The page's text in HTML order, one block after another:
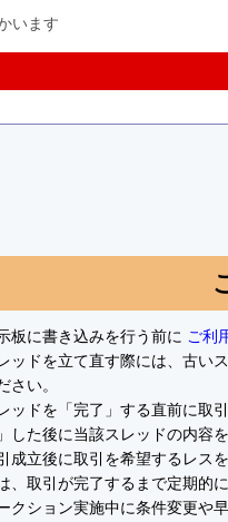
います
板に書き込みを行う前に ご利
ッドを立て直す際には、古い
さい。
ッドを「完了」する直前に取
した後に当該スレッドの内容
成立後に取引を希望するレス
、取引が完了するまで定期的
クション実施中に条件変更や